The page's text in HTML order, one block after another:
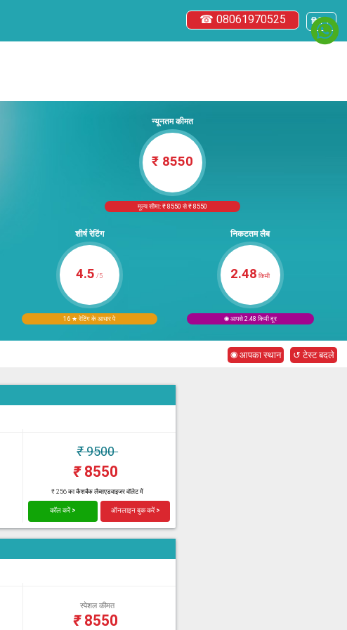
हिंदी ▼
☎ 08061970525
न्यूनतम कीमत
₹ 8550
मूल्य सीमा: ₹ 8550 से ₹ 8550
शीर्ष रेटिंग
4.5 /5
16 ★ रेटिंग के आधार पे
निकटतम लैब
2.48 किमी
◉ आपसे 2.48 किमी दूर
◉ आपका स्थान ↺ टेस्ट बदले
₹9500
₹8550
₹ 256 का कैशबैक लैब्सएडवाइजर वॉलेट में
कॉल करें > ऑनलाइन बुक करें >
स्पेशल कीमत
₹8550